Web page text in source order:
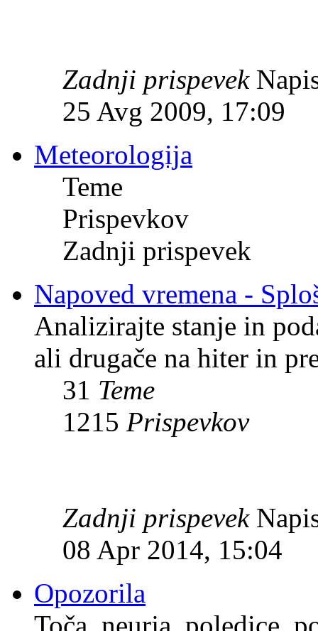
Zadnji prispevek
25 Avg 2009, 17:09
Meteorologija
Teme
Prispevkov
Zadnji prispevek
Napoved vremena -
Analizirajte stanje in
ali drugače na hiter in
31 Teme
1215 Prispevkov
Zadnji prispevek
08 Apr 2014, 15:04
Opozorila